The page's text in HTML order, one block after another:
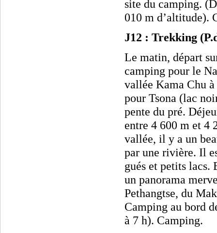
site du camping.
010 m d’altitude).
J12 : Trekking
Le matin, départ
camping pour le
vallée Kama Chu
pour Tsona (lac
pente du pré.
entre 4 600 m et 4
vallée, il y a un
par une rivière. Il
gués et petits lacs.
un panorama
Pethangtse, du
Camping au bord
à 7 h). Camping.